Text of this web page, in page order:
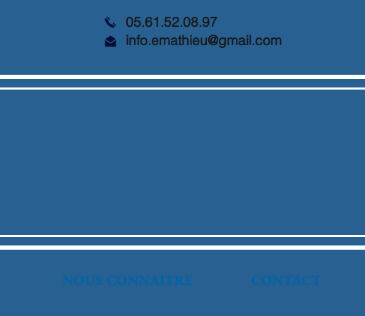
05.61.52.08.97
info.emathieu@gmail.com
NOUS CONNAITRE CONTACT